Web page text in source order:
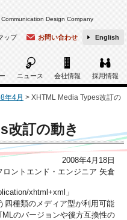
Communication Design Company
ップ お問い合わせ English
ニュース 会社情報 採用情報
年4月 > XHTML Media Types改訂の
改訂の動き
2008年4月18日
ロントエンド・エンジニア 矢倉
xhtml+xml」
四種類のメディア型が利用可能
のバージョンや後方互換性の